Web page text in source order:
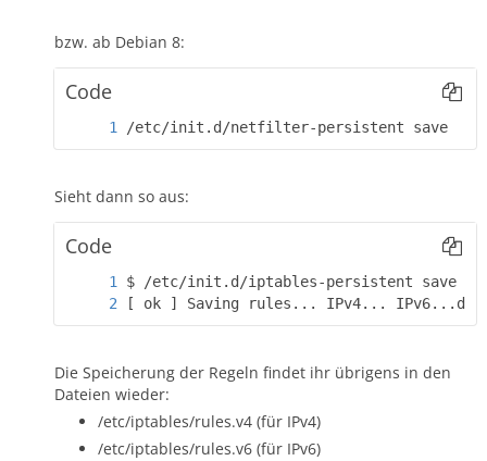
bzw. ab Debian 8:
Code
/etc/init.d/netfilter-persistent save
Sieht dann so aus:
Code
[ ok ] Saving rules... IPv4...
Die Speicherung der Regeln findet ihr übrigens in den
Dateien wieder:
/etc/iptables/rules.v4 (für IPv4)
/etc/iptables/rules.v6 (für IPv6)